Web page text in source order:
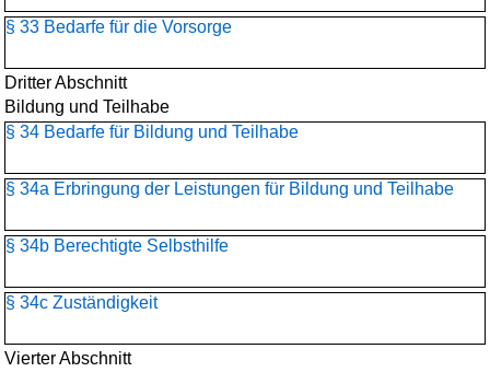
§ 33 Bedarfe für die Vorsorge
Dritter Abschnitt
Bildung und Teilhabe
§ 34 Bedarfe für Bildung und Teilhabe
§ 34a Erbringung der Leistungen für Bildung und Teilhabe
§ 34b Berechtigte Selbsthilfe
§ 34c Zuständigkeit
Vierter Abschnitt